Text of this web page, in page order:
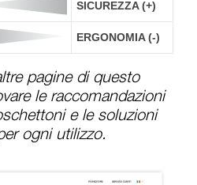
SICUREZZA (+)
ERGONOMIA (-)
pagine di questo
le raccomandazioni
e le soluzioni
ogni utilizzo.